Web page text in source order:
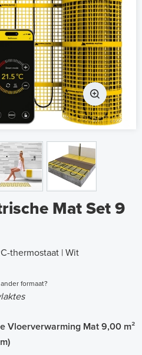
Mat Set 9
thermostaat | Wit
formaat?
Vloerverwarming Mat 9,00 m²